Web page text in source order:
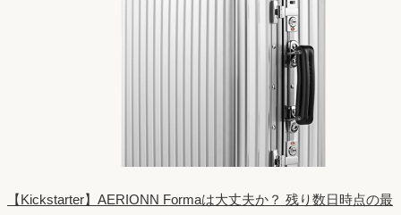
【Kickstarter】AERIONN Formaは大丈夫か？ 残り数日時点の最